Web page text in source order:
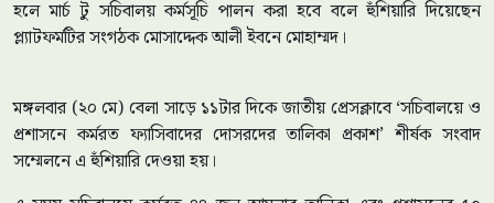
হলে মার্চ টু সচিবালয় কর্মসূচি পালন করা হবে বলে হুঁশিয়ারি দিয়েছেন
প্ল্যাটফর্মটির সংগঠক মোসাদ্দেক আলী ইবনে মোহাম্মদ।
মঙ্গলবার (২০ মে) বেলা সাড়ে ১১টার দিকে জাতীয় প্রেসক্লাবে ‘সচিবালয়ে ও
প্রশাসনে কর্মরত ফ্যাসিবাদের দোসরদের তালিকা প্রকাশ’ শীর্ষক সংবাদ
সম্মেলনে এ হুঁশিয়ারি দেওয়া হয়।